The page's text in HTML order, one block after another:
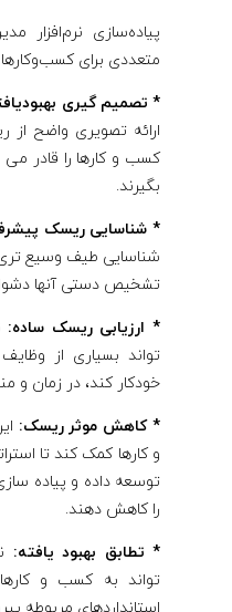
پیاده‌سازی نرم‌افزار
متعددی برای
* تصمیم گیری
ارائه تصویری واضح از
کسب و کارها را قادر می
بگیرند.
* شناسایی ریسک
شناسایی طیف وسیع تری
تشخیص دستی آنها
* ارزیابی ریسک ساده:
تواند بسیاری از
خودکار کند، در زمان و
* کاهش موثر ریسک:
و کارها کمک کند تا
توسعه داده و پیاده
را کاهش دهند.
* تطابق بهبود یافته:
تواند به کسب و